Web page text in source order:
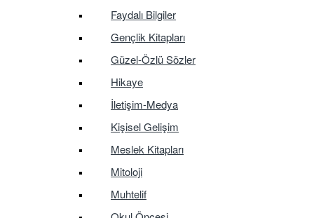
Faydalı Bilgiler
Gençlik Kitapları
Güzel-Özlü Sözler
Hikaye
İletişim-Medya
Kişisel Gelişim
Meslek Kitapları
Mitoloji
Muhtelif